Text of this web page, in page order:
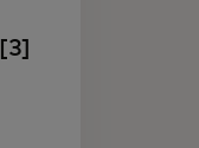
[3]